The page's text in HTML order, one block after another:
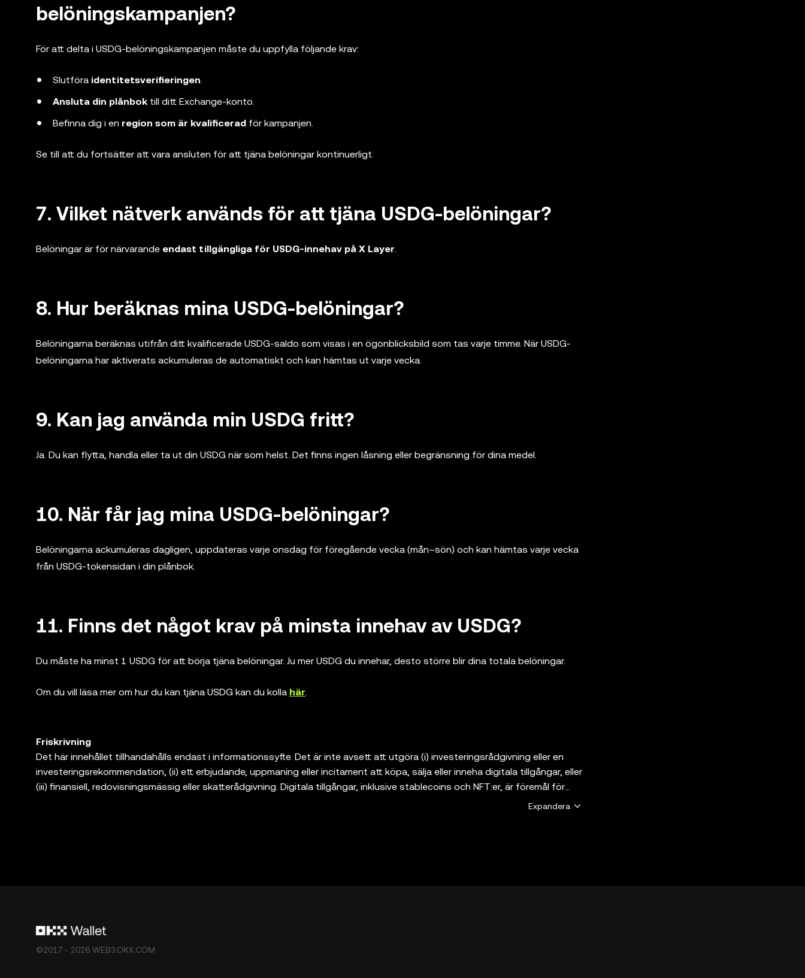
belöningskampanjen?
För att delta i USDG-belöningskampanjen måste du uppfylla följande krav:
Slutföra identitetsverifieringen.
Ansluta din plånbok till ditt Exchange-konto.
Befinna dig i en region som är kvalificerad för kampanjen.
Se till att du fortsätter att vara ansluten för att tjäna belöningar kontinuerligt.
7. Vilket nätverk används för att tjäna USDG-belöningar?
Belöningar är för närvarande endast tillgängliga för USDG-innehav på X Layer.
8. Hur beräknas mina USDG-belöningar?
Belöningarna beräknas utifrån ditt kvalificerade USDG-saldo som visas i en ögonblicksbild som tas varje timme. När USDG-
belöningarna har aktiverats ackumuleras de automatiskt och kan hämtas ut varje vecka.
9. Kan jag använda min USDG fritt?
Ja. Du kan flytta, handla eller ta ut din USDG när som helst. Det finns ingen låsning eller begränsning för dina medel.
10. När får jag mina USDG-belöningar?
Belöningarna ackumuleras dagligen, uppdateras varje onsdag för föregående vecka (mån–sön) och kan hämtas varje vecka
från USDG-tokensidan i din plånbok.
11. Finns det något krav på minsta innehav av USDG?
Du måste ha minst 1 USDG för att börja tjäna belöningar. Ju mer USDG du innehar, desto större blir dina totala belöningar.
Om du vill läsa mer om hur du kan tjäna USDG kan du kolla här.
Friskrivning
Det här innehållet tillhandahålls endast i informationssyfte. Det är inte avsett att utgöra (i) investeringsrådgivning eller en
investeringsrekommendation, (ii) ett erbjudande, uppmaning eller incitament att köpa, sälja eller inneha digitala tillgångar, eller
(iii) finansiell, redovisningsmässig eller skatterådgivning. Digitala tillgångar, inklusive stablecoins och NFT:er, är föremål för
marknadsvolatilitet, omfattar en hög grad av risk, kan förlora värde och kan till och med bli värdelösa. Rådgör med enExpandera
©2017 - 2026 WEB3.OKX.COM